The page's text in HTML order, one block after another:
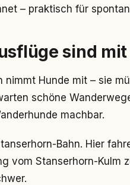
– praktisch für
sind
nimmt Hunde mit – sie
schöne
machbar.
Bahn. Hier
vom Stanserhorn-Kulm